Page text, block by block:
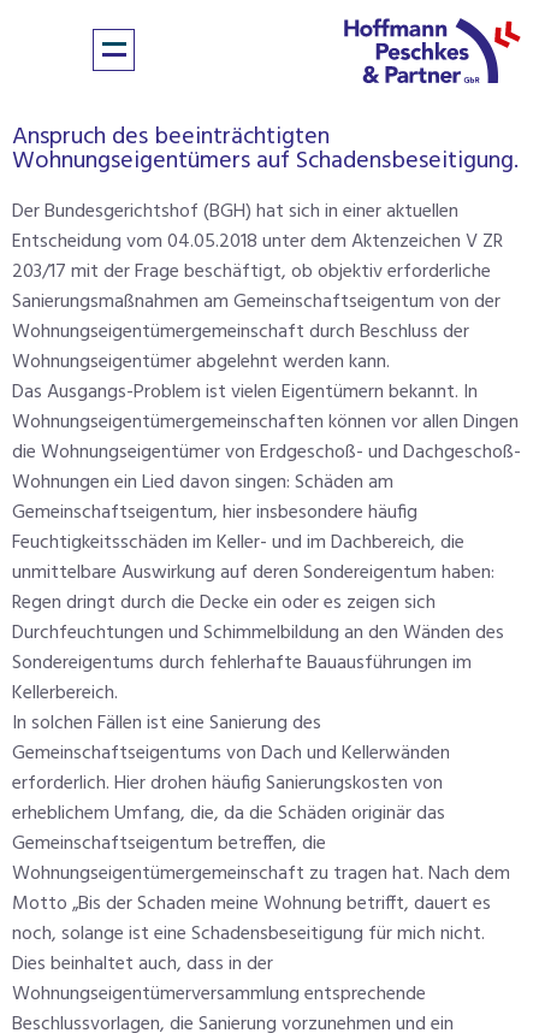
Anspruch des beeinträchtigten
Wohnungseigentümers auf Schadensbeseitigung.
Der Bundesgerichtshof (BGH) hat sich in einer aktuellen
Entscheidung vom 04.05.2018 unter dem Aktenzeichen V ZR
203/17 mit der Frage beschäftigt, ob objektiv erforderliche
Sanierungsmaßnahmen am Gemeinschaftseigentum von der
Wohnungseigentümergemeinschaft durch Beschluss der
Wohnungseigentümer abgelehnt werden kann.
Das Ausgangs-Problem ist vielen Eigentümern bekannt. In
Wohnungseigentümergemeinschaften können vor allen Dingen
die Wohnungseigentümer von Erdgeschoß- und Dachgeschoß-
Wohnungen ein Lied davon singen: Schäden am
Gemeinschaftseigentum, hier insbesondere häufig
Feuchtigkeitsschäden im Keller- und im Dachbereich, die
unmittelbare Auswirkung auf deren Sondereigentum haben:
Regen dringt durch die Decke ein oder es zeigen sich
Durchfeuchtungen und Schimmelbildung an den Wänden des
Sondereigentums durch fehlerhafte Bauausführungen im
Kellerbereich.
In solchen Fällen ist eine Sanierung des
Gemeinschaftseigentums von Dach und Kellerwänden
erforderlich. Hier drohen häufig Sanierungskosten von
erheblichem Umfang, die, da die Schäden originär das
Gemeinschaftseigentum betreffen, die
Wohnungseigentümergemeinschaft zu tragen hat. Nach dem
Motto „Bis der Schaden meine Wohnung betrifft, dauert es
noch, solange ist eine Schadensbeseitigung für mich nicht.
Dies beinhaltet auch, dass in der
Wohnungseigentümerversammlung entsprechende
Beschlussvorlagen, die Sanierung vorzunehmen und ein